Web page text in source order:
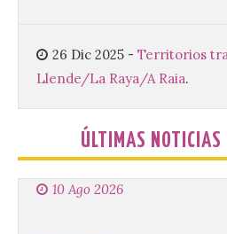
26 Dic 2025 - Territorios
Llende/La Raya/A Raia.
ÚLTIMAS NOTICIAS
gran proyecto
que conecta la obra de
Eduardo Chillida con el
10 Ago 2026
La Térmica
albergará hasta el